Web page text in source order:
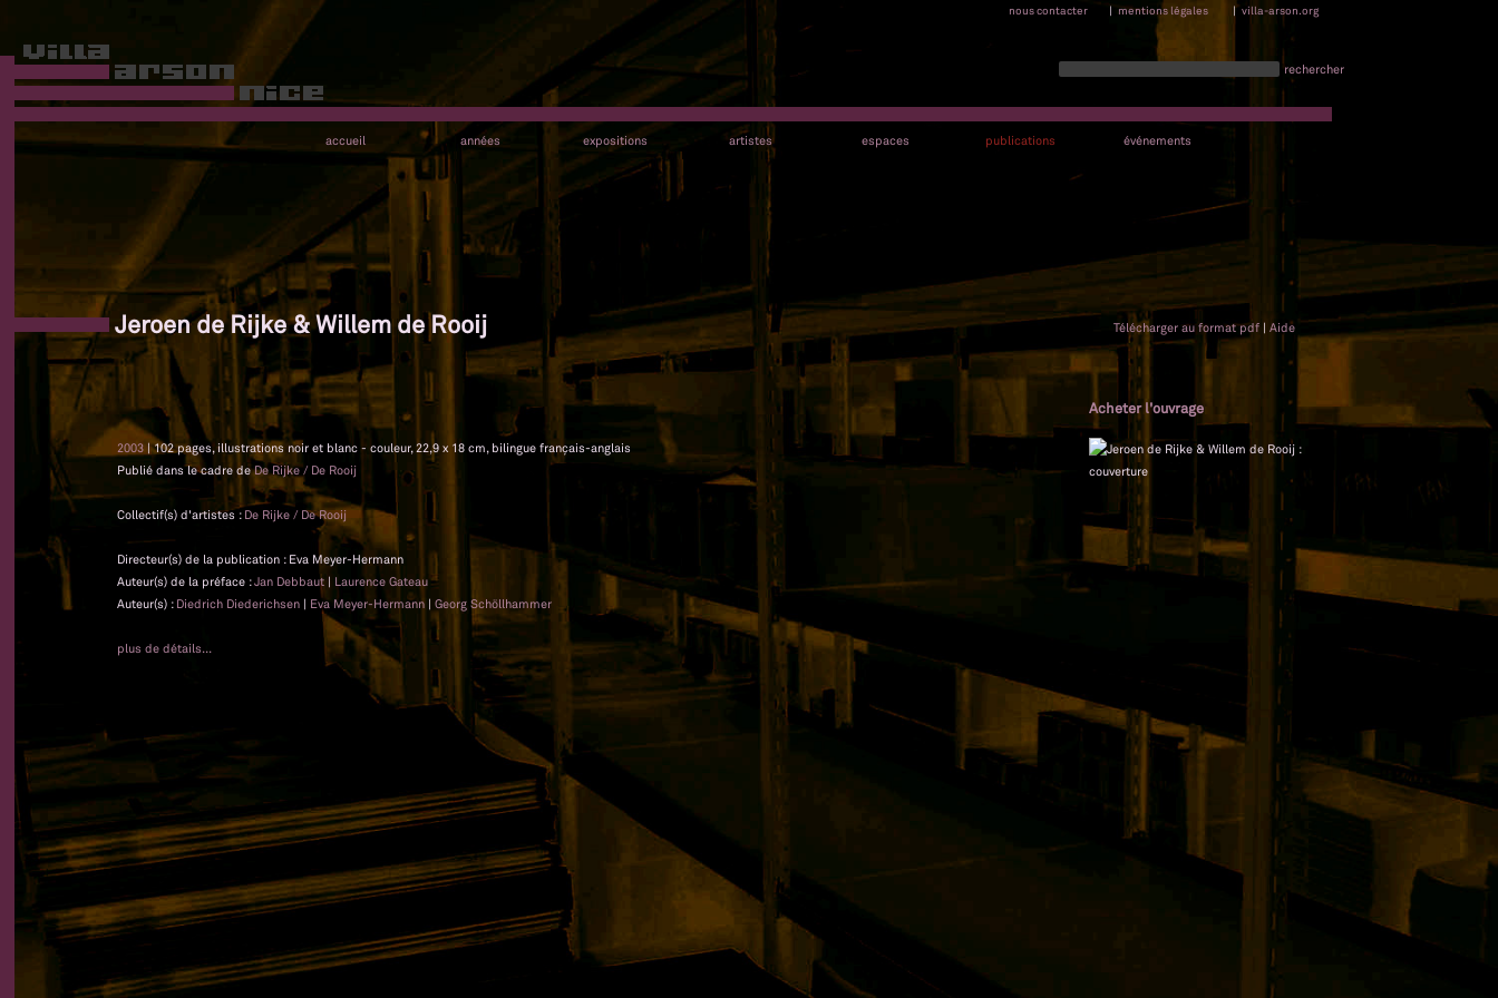
nous contacter | mentions légales | villa-arson.org
rechercher
accueil années expositions artistes espaces publications événements
Jeroen de Rijke & Willem de Rooij Télécharger au format pdf | Aide
Acheter l'ouvrage
2003 | 102 pages, illustrations noir et blanc - couleur, 22,9 x 18 cm, bilingue français-anglais
Publié dans le cadre deDe Rijke / De Rooij
Collectif(s) d'artistes : De Rijke / De Rooij
Directeur(s) de la publication : Eva Meyer-Hermann
Auteur(s) de la préface :Jan Debbaut | Laurence Gateau
Auteur(s) : Diedrich Diederichsen | Eva Meyer-Hermann | Georg Schöllhammer
plus de détails...